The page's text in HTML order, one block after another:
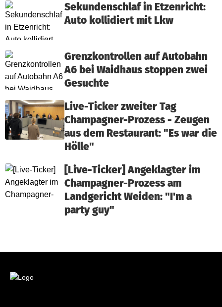
Sekundenschlaf in Etzenricht:
Auto kollidiert mit Lkw
Grenzkontrollen auf Autobahn
A6 bei Waidhaus stoppen zwei
Gesuchte
Live-Ticker zweiter Tag
Champagner-Prozess - Zeugen
aus dem Restaurant: "Es war die
Hölle"
[Live-Ticker] Angeklagter im
Champagner-Prozess am
Landgericht Weiden: "I'm a
party guy"